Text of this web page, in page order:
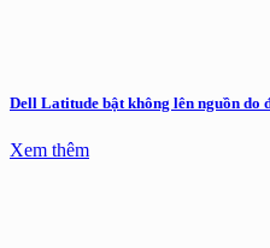
Dell Latitude bật không lên nguồn do
Xem thêm